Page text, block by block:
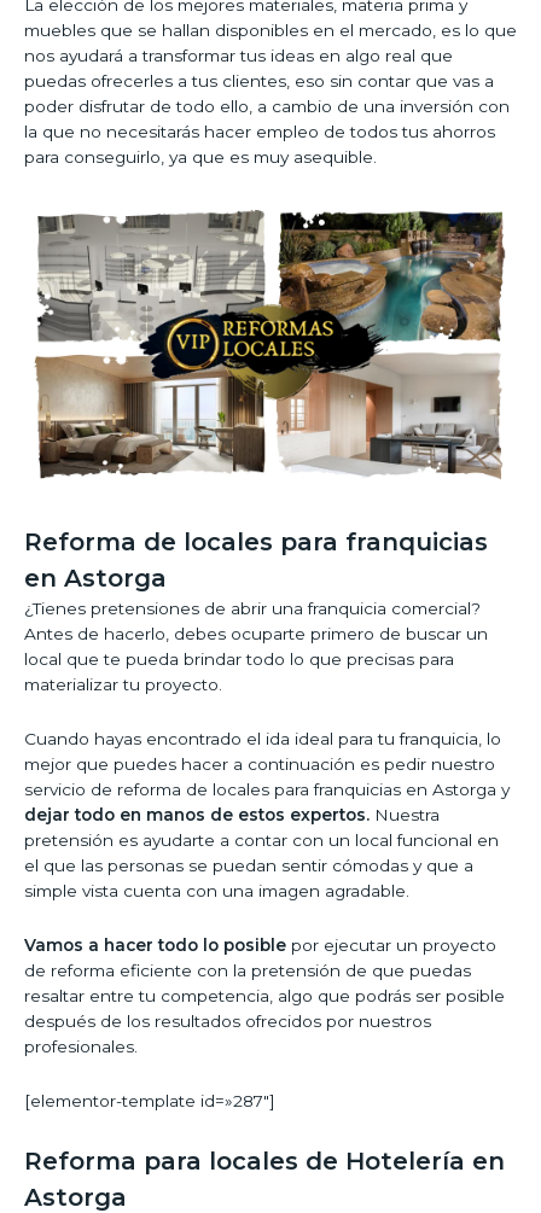
La elección de los mejores materiales, materia prima y
muebles que se hallan disponibles en el mercado, es lo que
nos ayudará a transformar tus ideas en algo real que
puedas ofrecerles a tus clientes, eso sin contar que vas a
poder disfrutar de todo ello, a cambio de una inversión con
la que no necesitarás hacer empleo de todos tus ahorros
para conseguirlo, ya que es muy asequible.
Reforma de locales para franquicias
en Astorga
¿Tienes pretensiones de abrir una franquicia comercial?
Antes de hacerlo, debes ocuparte primero de buscar un
local que te pueda brindar todo lo que precisas para
materializar tu proyecto.
Cuando hayas encontrado el ida ideal para tu franquicia, lo
mejor que puedes hacer a continuación es pedir nuestro
servicio de reforma de locales para franquicias en Astorga y
dejar todo en manos de estos expertos. Nuestra
pretensión es ayudarte a contar con un local funcional en
el que las personas se puedan sentir cómodas y que a
simple vista cuenta con una imagen agradable.
Vamos a hacer todo lo posible por ejecutar un proyecto
de reforma eficiente con la pretensión de que puedas
resaltar entre tu competencia, algo que podrás ser posible
después de los resultados ofrecidos por nuestros
profesionales.
[elementor-template id=»287″]
Reforma para locales de Hotelería en
Astorga